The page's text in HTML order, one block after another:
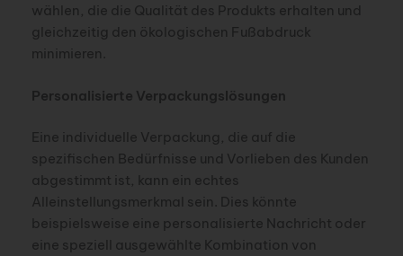
wählen, die die Qualität des Produkts erhalten und
gleichzeitig den ökologischen Fußabdruck
minimieren.
Personalisierte Verpackungslösungen
Eine individuelle Verpackung, die auf die
spezifischen Bedürfnisse und Vorlieben des Kunden
abgestimmt ist, kann ein echtes
Alleinstellungsmerkmal sein. Dies könnte
beispielsweise eine personalisierte Nachricht oder
eine speziell ausgewählte Kombination von